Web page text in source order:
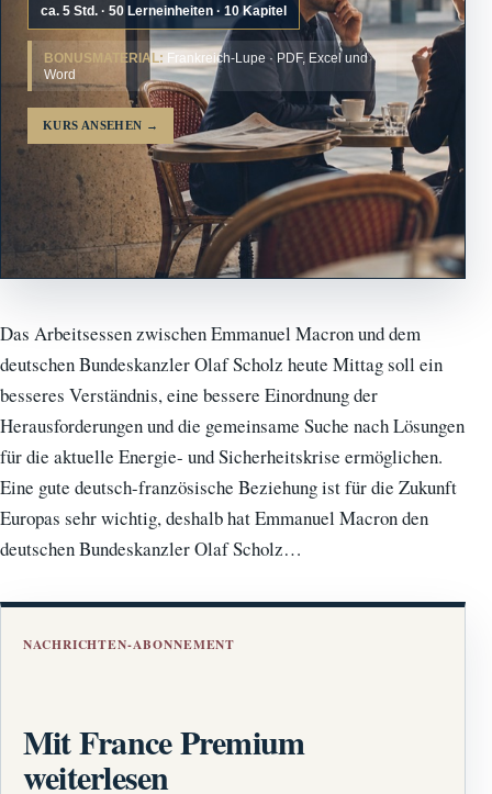
ca. 5 Std. · 50 Lerneinheiten · 10 Kapitel
BONUSMATERIAL: Frankreich-Lupe · PDF, Excel und
Word
KURS ANSEHEN →
Das Arbeitsessen zwischen Emmanuel Macron und dem
deutschen Bundeskanzler Olaf Scholz heute Mittag soll ein
besseres Verständnis, eine bessere Einordnung der
Herausforderungen und die gemeinsame Suche nach Lösungen
für die aktuelle Energie- und Sicherheitskrise ermöglichen.
Eine gute deutsch-französische Beziehung ist für die Zukunft
Europas sehr wichtig, deshalb hat Emmanuel Macron den
deutschen Bundeskanzler Olaf Scholz…
NACHRICHTEN-ABONNEMENT
Mit France Premium
weiterlesen